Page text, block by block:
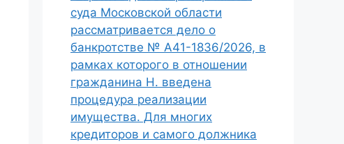
суда Московской области
рассматривается дело о
банкротстве № А41-1836/2026, в
рамках которого в отношении
гражданина Н. введена
процедура реализации
имущества. Для многих
кредиторов и самого должника